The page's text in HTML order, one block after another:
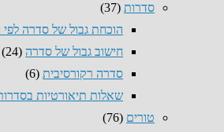
סדרות (37)
הוכחת גבול של סדרה לפי
חישוב גבול של סדרה (24)
סדרה רקורסיבית (6)
שאלות תיאורטיות
טורים (76)